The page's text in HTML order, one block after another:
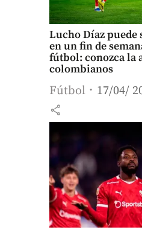
Lucho Díaz puede
en un fin de
fútbol: conozca la
colombianos
Fútbol 17/04/
share